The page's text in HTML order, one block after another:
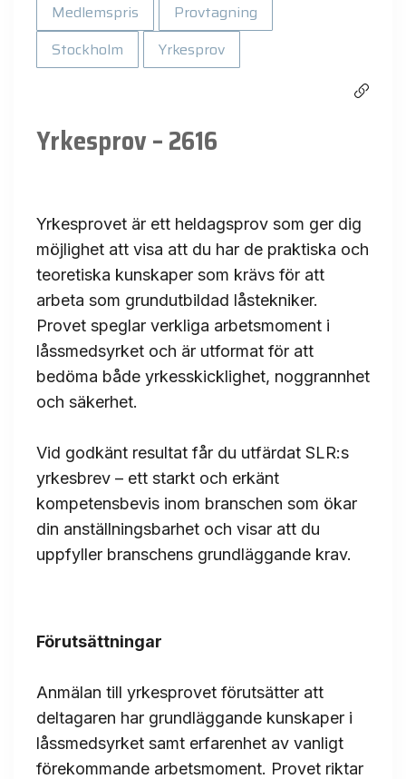
Medlemspris
Provtagning
Stockholm
Yrkesprov
Yrkesprov – 2616
Yrkesprovet är ett heldagsprov som ger dig
möjlighet att visa att du har de praktiska och
teoretiska kunskaper som krävs för att
arbeta som grundutbildad låstekniker.
Provet speglar verkliga arbetsmoment i
låssmedsyrket och är utformat för att
bedöma både yrkesskicklighet, noggrannhet
och säkerhet.
Vid godkänt resultat får du utfärdat SLR:s
yrkesbrev – ett starkt och erkänt
kompetensbevis inom branschen som ökar
din anställningsbarhet och visar att du
uppfyller branschens grundläggande krav.
Förutsättningar
Anmälan till yrkesprovet förutsätter att
deltagaren har grundläggande kunskaper i
låssmedsyrket samt erfarenhet av vanligt
förekommande arbetsmoment. Provet riktar